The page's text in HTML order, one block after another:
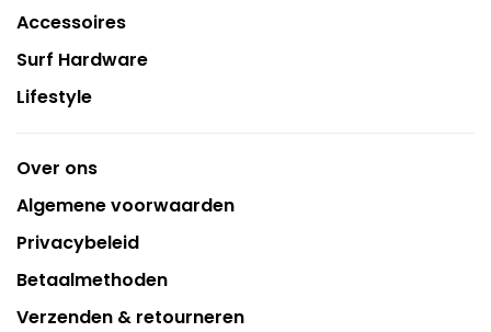
Accessoires
Surf Hardware
Lifestyle
Over ons
Algemene voorwaarden
Privacybeleid
Betaalmethoden
Verzenden & retourneren